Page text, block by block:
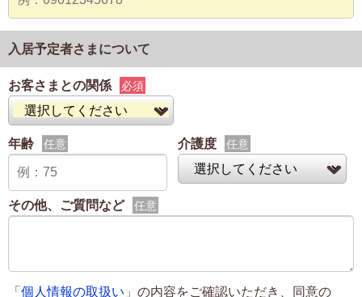
入居予定者さまについて
お客さまとの関係 必須
年齢 任意 介護度 任意
その他、ご質問など 任意
「個人情報の取扱い 」の内容をご確認いただき、同意の